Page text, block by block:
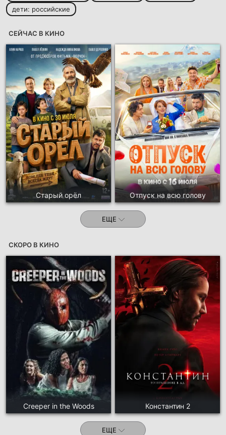
дети: российские
СЕЙЧАС В КИНО
Старый орёл Отпуск на всю голову
ЕЩЕ
СКОРО В КИНО
Creeper in the Woods Константин 2
ЕЩЕ